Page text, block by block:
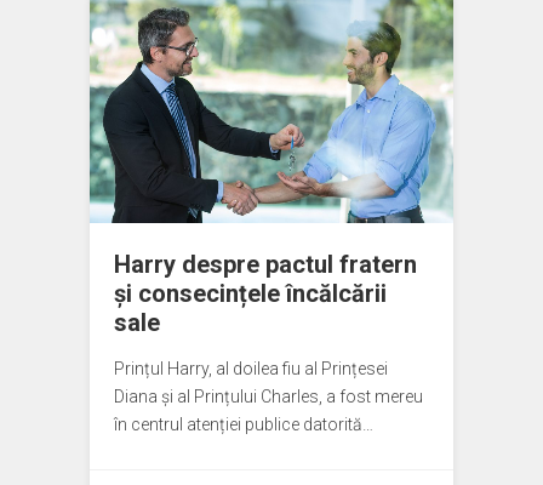
Harry despre pactul fratern
și consecințele încălcării
sale
Prințul Harry, al doilea fiu al Prințesei
Diana și al Prințului Charles, a fost mereu
în centrul atenției publice datorită…